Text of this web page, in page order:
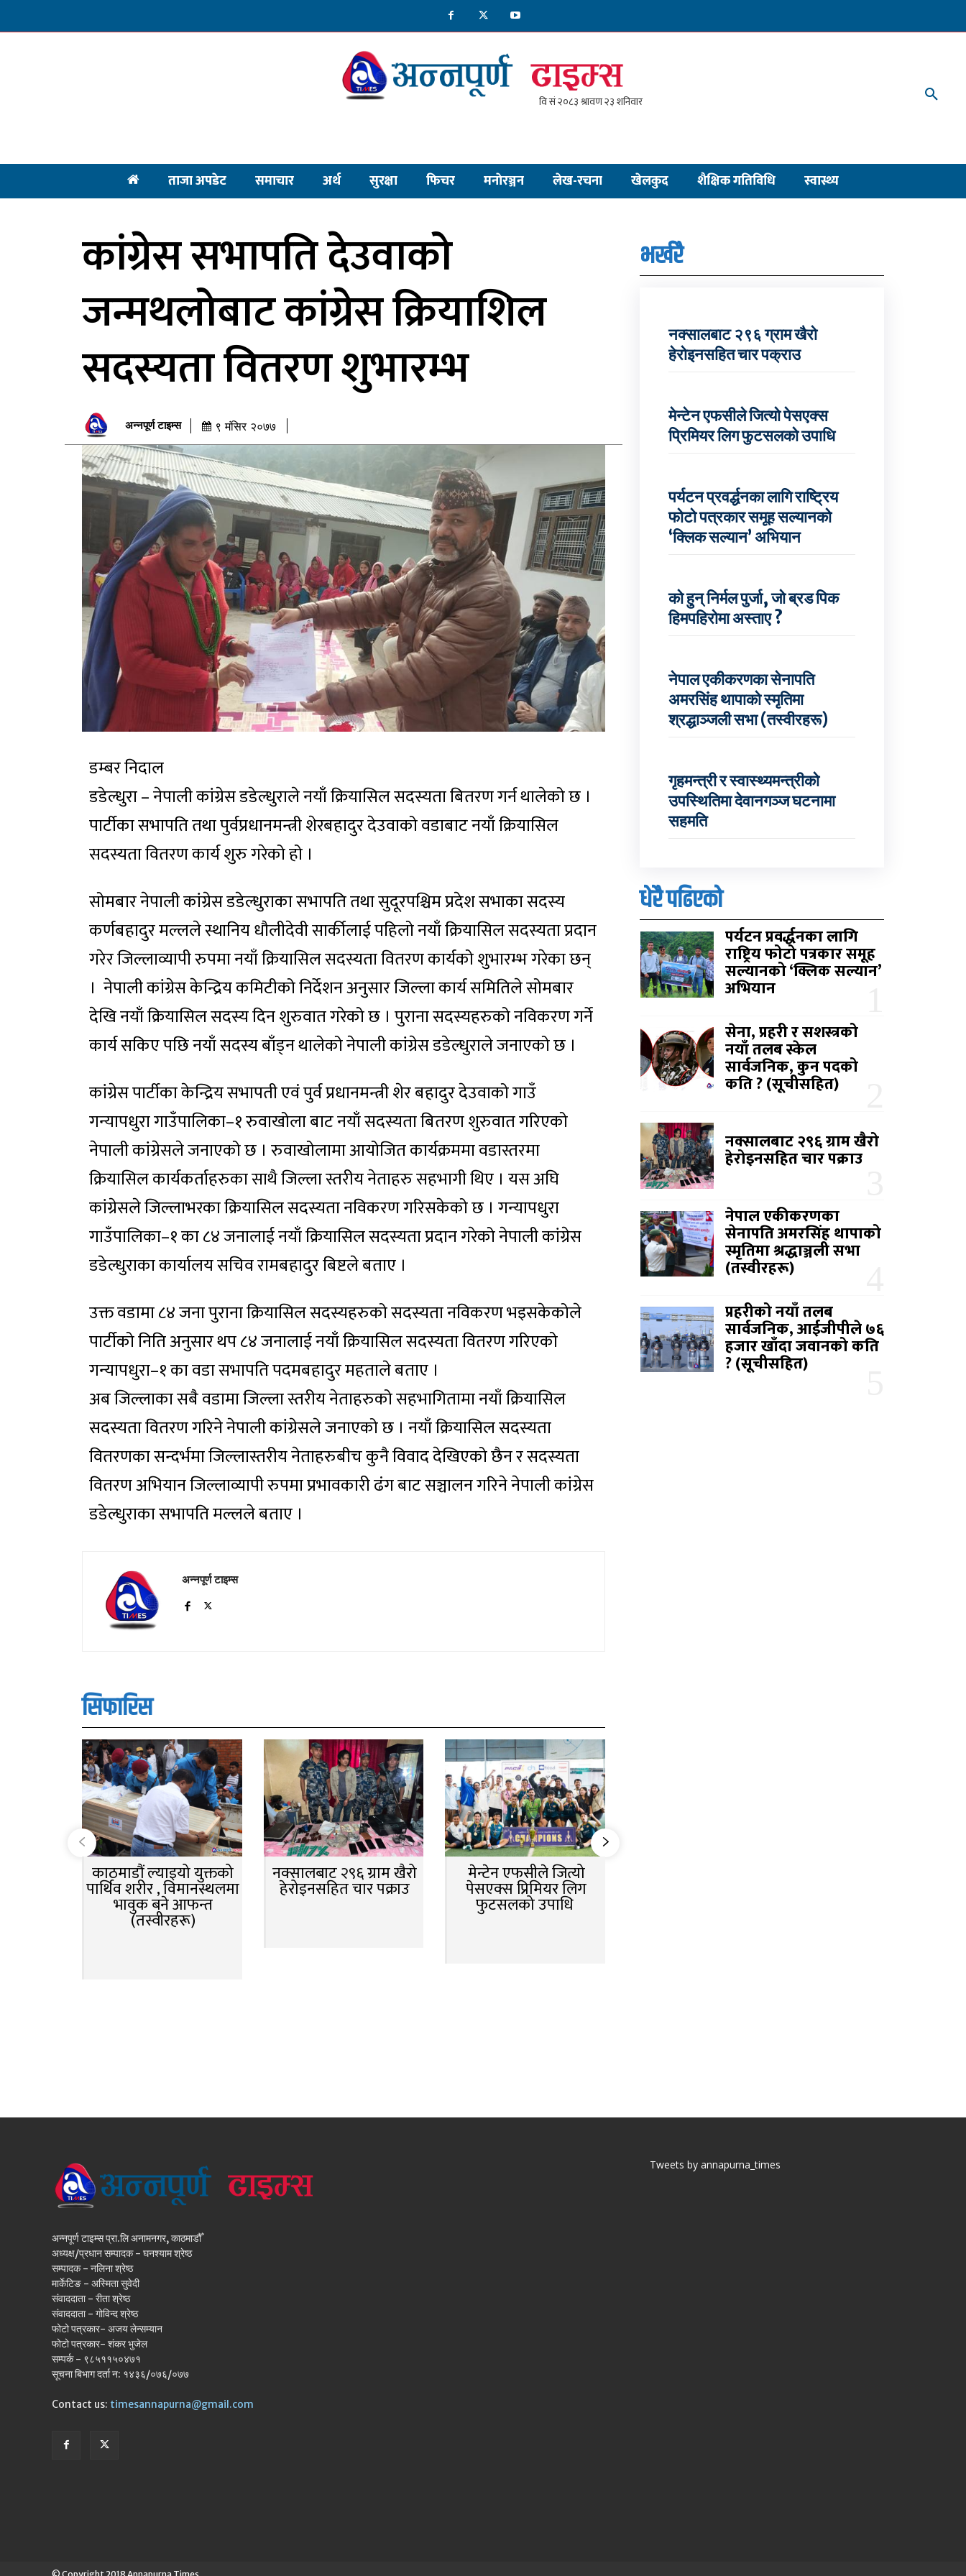
ताजा अपडेट समाचार अर्थ सुरक्षा फिचर मनाेरञ्जन लेख-रचना खेलकुद शैक्षिक गतिविधि स्वास्थ्य
कांग्रेस सभापति देउवाको
जन्मथलोबाट कांग्रेस क्रियाशिल
सदस्यता वितरण शुभारम्भ
अन्नपूर्ण टाइम्स ९ मंसिर २०७७
डम्बर निदाल
डडेल्धुरा – नेपाली कांग्रेस डडेल्धुराले नयाँ क्रियासिल सदस्यता बितरण गर्न थालेको छ ।
पार्टीका सभापति तथा पुर्वप्रधानमन्त्री शेरबहादुर देउवाको वडाबाट नयाँ क्रियासिल
सदस्यता वितरण कार्य शुरु गरेको हो ।
सोमबार नेपाली कांग्रेस डडेल्धुराका सभापति तथा सुदूरपश्चिम प्रदेश सभाका सदस्य
कर्णबहादुर मल्लले स्थानिय धौलीदेवी सार्कीलाई पहिलो नयाँ क्रियासिल सदस्यता प्रदान
गरेर जिल्लाव्यापी रुपमा नयाँ क्रियासिल सदस्यता वितरण कार्यको शुभारम्भ गरेका छन्
। नेपाली कांग्रेस केन्द्रिय कमिटीको निर्देशन अनुसार जिल्ला कार्य समितिले सोमबार
देखि नयाँ क्रियासिल सदस्य दिन शुरुवात गरेको छ । पुराना सदस्यहरुको नविकरण गर्ने
कार्य सकिए पछि नयाँ सदस्य बाँड्न थालेको नेपाली कांग्रेस डडेल्धुराले जनाएको छ ।
कांग्रेस पार्टीका केन्द्रिय सभापती एवं पुर्व प्रधानमन्त्री शेर बहादुर देउवाको गाउँ
गन्यापधुरा गाउँपालिका–१ रुवाखोला बाट नयाँ सदस्यता बितरण शुरुवात गरिएको
नेपाली कांग्रेसले जनाएको छ । रुवाखोलामा आयोजित कार्यक्रममा वडास्तरमा
क्रियासिल कार्यकर्ताहरुका साथै जिल्ला स्तरीय नेताहरु सहभागी थिए । यस अघि
कांग्रेसले जिल्लाभरका क्रियासिल सदस्यता नविकरण गरिसकेको छ । गन्यापधुरा
गाउँपालिका–१ का ८४ जनालाई नयाँ क्रियासिल सदस्यता प्रदान गरेको नेपाली कांग्रेस
डडेल्धुराका कार्यालय सचिव रामबहादुर बिष्टले बताए ।
उक्त वडामा ८४ जना पुराना क्रियासिल सदस्यहरुको सदस्यता नविकरण भइसकेकोले
पार्टीको निति अनुसार थप ८४ जनालाई नयाँ क्रियासिल सदस्यता वितरण गरिएको
गन्यापधुरा–१ का वडा सभापति पदमबहादुर महताले बताए ।
अब जिल्लाका सबै वडामा जिल्ला स्तरीय नेताहरुको सहभागितामा नयाँ क्रियासिल
सदस्यता वितरण गरिने नेपाली कांग्रेसले जनाएको छ । नयाँ क्रियासिल सदस्यता
वितरणका सन्दर्भमा जिल्लास्तरीय नेताहरुबीच कुनै विवाद देखिएको छैन र सदस्यता
वितरण अभियान जिल्लाव्यापी रुपमा प्रभावकारी ढंग बाट सञ्चालन गरिने नेपाली कांग्रेस
डडेल्धुराका सभापति मल्लले बताए ।
अन्नपूर्ण टाइम्स
सिफारिस
काठमाडौं ल्याइयो युक्तको
पार्थिव शरीर , विमानस्थलमा
भावुक बने आफन्त
(तस्वीरहरू)
नक्सालबाट २९६ ग्राम खैरो
हेरोइनसहित चार पक्राउ
मेन्टेन एफसीले जित्यो
पेसएक्स प्रिमियर लिग
फुटसलको उपाधि
भर्खरै
नक्सालबाट २९६ ग्राम खैरो
हेरोइनसहित चार पक्राउ
मेन्टेन एफसीले जित्यो पेसएक्स
प्रिमियर लिग फुटसलको उपाधि
पर्यटन प्रवर्द्धनका लागि राष्ट्रिय
फोटो पत्रकार समूह सल्यानको
‘क्लिक सल्यान’ अभियान
को हुन् निर्मल पुर्जा, जो ब्रड पिक
हिमपहिरोमा अस्ताए ?
नेपाल एकीकरणका सेनापति
अमरसिंह थापाको स्मृतिमा
श्रद्धाञ्जली सभा (तस्वीरहरू)
गृहमन्त्री र स्वास्थ्यमन्त्रीको
उपस्थितिमा देवानगञ्ज घटनामा
सहमति
धेरै पढिएको
पर्यटन प्रवर्द्धनका लागि
राष्ट्रिय फोटो पत्रकार समूह
सल्यानको ‘क्लिक सल्यान’
अभियान
सेना, प्रहरी र सशस्त्रको
नयाँ तलब स्केल
सार्वजनिक, कुन पदको
कति ? (सूचीसहित)
नक्सालबाट २९६ ग्राम खैरो
हेरोइनसहित चार पक्राउ
नेपाल एकीकरणका
सेनापति अमरसिंह थापाको
स्मृतिमा श्रद्धाञ्जली सभा
(तस्वीरहरू)
प्रहरीको नयाँ तलब
सार्वजनिक, आईजीपीले ७६
हजार खाँदा जवानको कति
? (सूचीसहित)
अन्नपूर्ण टाइम्स प्रा.लि अनामनगर, काठमाडौँ
अध्यक्ष/प्रधान सम्पादक - घनश्याम श्रेष्ठ
सम्पादक - नलिना श्रेष्ठ
मार्केटिङ - अस्मिता सुवेदी
संवाददाता - रीता श्रेष्ठ
संवाददाता - गोविन्द श्रेष्ठ
फोटो पत्रकार- अजय लेन्सम्यान
फोटो पत्रकार- शंकर भुजेल
सम्पर्क - ९८५११५०४७१
सूचना बिभाग दर्ता न: १४३६/०७६/०७७
Contact us: timesannapurna@gmail.com
Tweets by annapurna_times